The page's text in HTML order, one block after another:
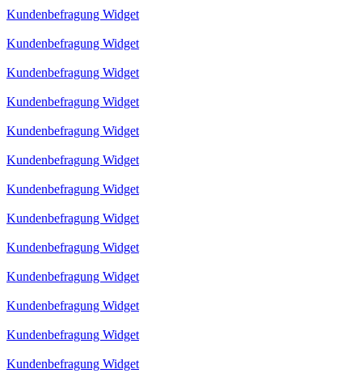
Kundenbefragung Widget
Kundenbefragung Widget
Kundenbefragung Widget
Kundenbefragung Widget
Kundenbefragung Widget
Kundenbefragung Widget
Kundenbefragung Widget
Kundenbefragung Widget
Kundenbefragung Widget
Kundenbefragung Widget
Kundenbefragung Widget
Kundenbefragung Widget
Kundenbefragung Widget